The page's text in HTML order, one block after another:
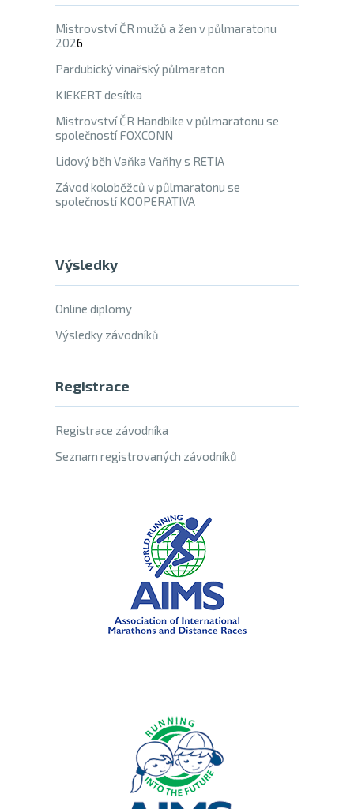
Mistrovství ČR mužů a žen v půlmaratonu
2026
Pardubický vinařský půlmaraton
KIEKERT desítka
Mistrovství ČR Handbike v půlmaratonu se
společností FOXCONN
Lidový běh Vaňka Vaňhy s RETIA
Závod koloběžců v půlmaratonu se
společností KOOPERATIVA
Výsledky
Online diplomy
Výsledky závodníků
Registrace
Registrace závodníka
Seznam registrovaných závodníků